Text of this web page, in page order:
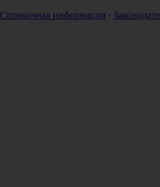
Справочная информация ·